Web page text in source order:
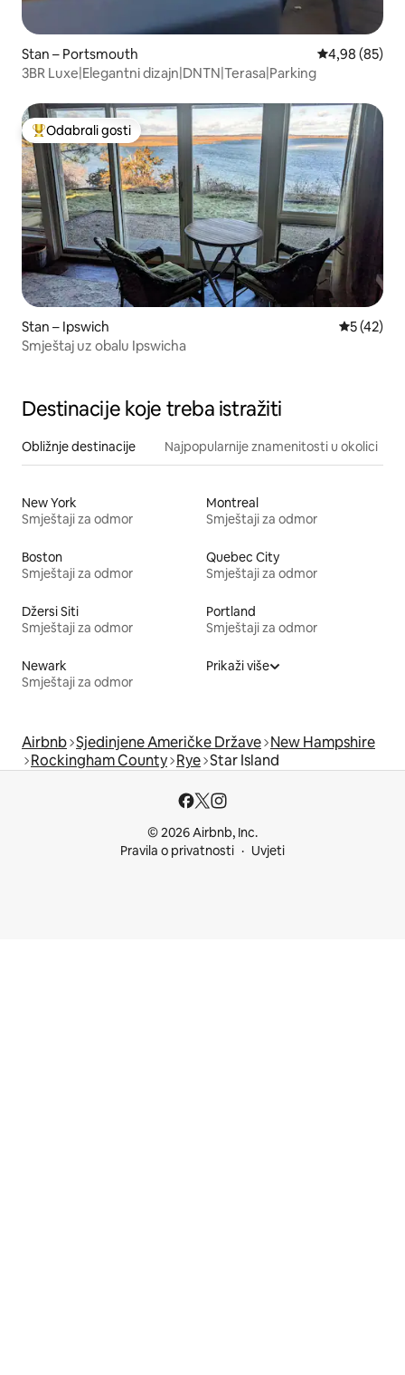
Stan – Portsmouth Prosječna
4,98 (85)
3BR Luxe|Elegantni dizajn|DNTN|Terasa|Parking
Među najviše rangiranima s oznakom „Odabrali gosti”
Odabrali gosti
Stan – Ipswich Prosječna
5 (42)
Smještaj uz obalu Ipswicha
Destinacije koje treba istražiti
Obližnje destinacije Najpopularnije znamenitosti u okolici
New York
Smještaji za odmor
Montreal
Smještaji za odmor
Boston
Smještaji za odmor
Quebec City
Smještaji za odmor
Džersi Siti
Smještaji za odmor
Portland
Smještaji za odmor
Newark
Smještaji za odmor
Prikaži više
Airbnb Sjedinjene Američke Države New Hampshire
Rockingham County Rye Star Island
© 2026 Airbnb, Inc.
Pravila o privatnosti
Uvjeti